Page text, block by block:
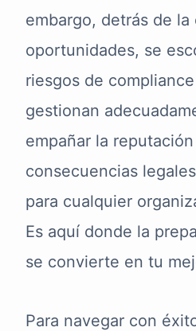
embargo, detrás de la
oportunidades, se
riesgos de
gestionan
empañar la
consecuencias
para cualquier
Es aquí donde la
se convierte en tu
Para navegar con